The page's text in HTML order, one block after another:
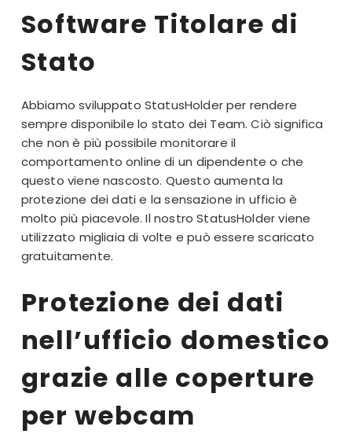
Software Titolare di
Stato
Abbiamo sviluppato StatusHolder per rendere
sempre disponibile lo stato dei Team. Ciò significa
che non è più possibile monitorare il
comportamento online di un dipendente o che
questo viene nascosto. Questo aumenta la
protezione dei dati e la sensazione in ufficio è
molto più piacevole. Il nostro StatusHolder viene
utilizzato migliaia di volte e può essere scaricato
gratuitamente.
Protezione dei dati
nell’ufficio domestico
grazie alle coperture
per webcam